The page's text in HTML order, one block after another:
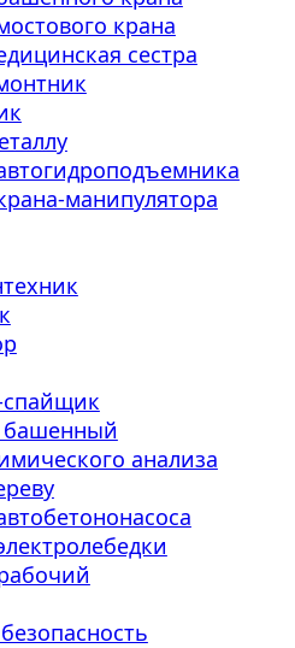
крана
сестра
манипулятора
анализа